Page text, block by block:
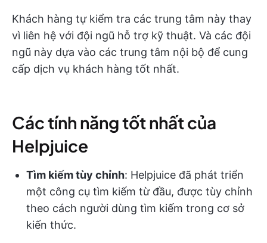
Khách hàng tự kiểm tra các trung tâm này thay
vì liên hệ với đội ngũ hỗ trợ kỹ thuật. Và các đội
ngũ này dựa vào các trung tâm nội bộ để cung
cấp dịch vụ khách hàng tốt nhất.
Các tính năng tốt nhất của
Helpjuice
Tìm kiếm tùy chỉnh: Helpjuice đã phát triển
một công cụ tìm kiếm từ đầu, được tùy chỉnh
theo cách người dùng tìm kiếm trong cơ sở
kiến thức.